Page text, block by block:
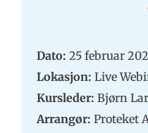
Dato: 25 februar
Lokasjon: Live
Kursleder: Bjørn
Arrangør: Proteket